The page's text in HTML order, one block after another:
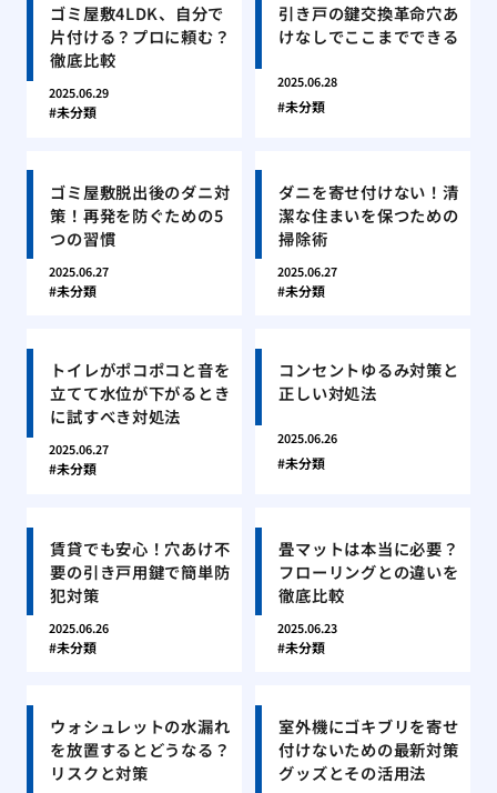
ゴミ屋敷4LDK、自分で
片付ける？プロに頼む？
徹底比較
2025.06.29
未分類
引き戸の鍵交換革命穴あ
けなしでここまでできる
2025.06.28
未分類
ゴミ屋敷脱出後のダニ対
策！再発を防ぐための5
つの習慣
2025.06.27
未分類
ダニを寄せ付けない！清
潔な住まいを保つための
掃除術
2025.06.27
未分類
トイレがポコポコと音を
立てて水位が下がるとき
に試すべき対処法
2025.06.27
未分類
コンセントゆるみ対策と
正しい対処法
2025.06.26
未分類
賃貸でも安心！穴あけ不
要の引き戸用鍵で簡単防
犯対策
2025.06.26
未分類
畳マットは本当に必要？
フローリングとの違いを
徹底比較
2025.06.23
未分類
ウォシュレットの水漏れ
を放置するとどうなる？
リスクと対策
室外機にゴキブリを寄せ
付けないための最新対策
グッズとその活用法